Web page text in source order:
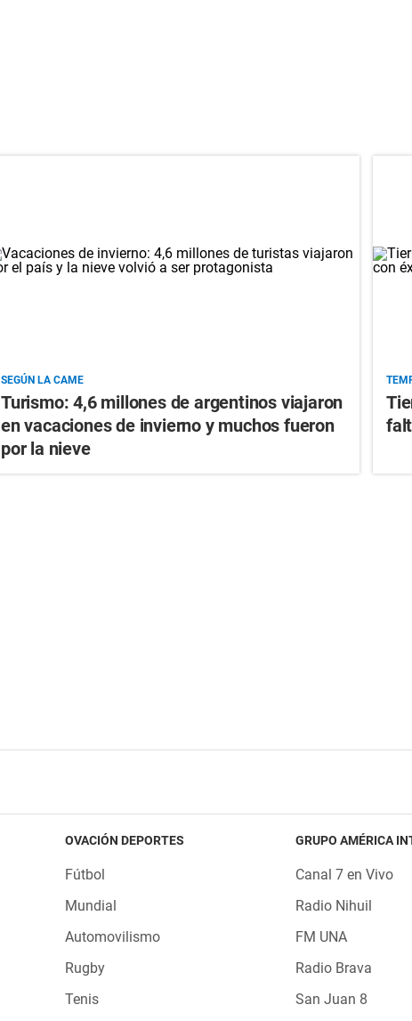
SEGÚN LA CAME
Turismo: 4,6 millones de argentinos viajaron
en vacaciones de invierno y muchos fueron
por la nieve
OVACIÓN DEPORTES
Fútbol
Mundial
Automovilismo
Rugby
Tenis
GRUPO AMÉRICA
Canal 7 en Vivo
Radio Nihuil
FM UNA
Radio Brava
San Juan 8